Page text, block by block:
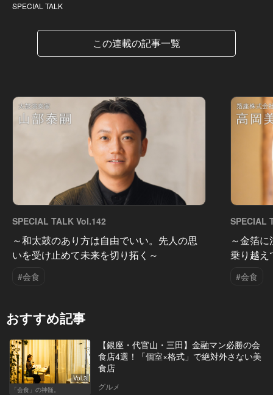
SPECIAL TALK
この連載の記事一覧
SPECIAL TALK Vol.142
～和太鼓のあり方は自由でいい。先人の思
いを受け止めて未来を切り拓く～
#会食
SPECIAL
～金箔
乗り越え
#会食
おすすめ記事
Vol.3
「会食」の神髄。
【銀座・代官山・三田】金融マン必勝の会
食店4選！「個室×格式」で絶対外さない美
食店
グルメ